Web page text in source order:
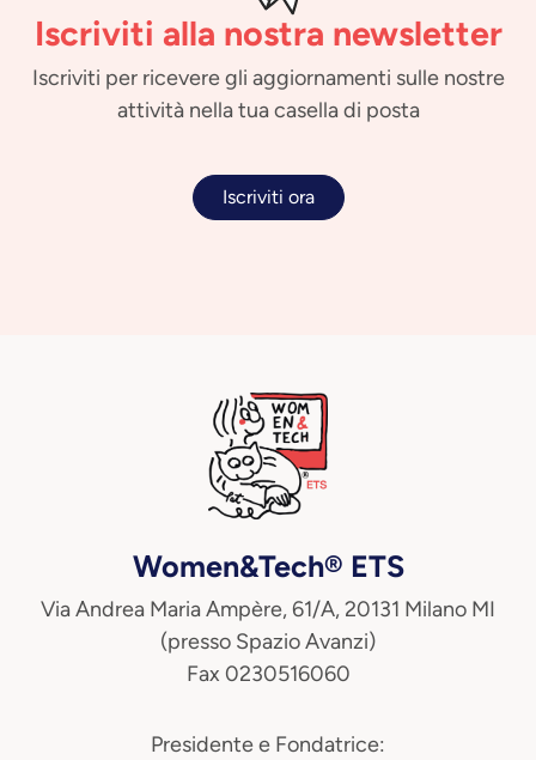
Iscriviti alla nostra newsletter
Iscriviti per ricevere gli aggiornamenti sulle nostre
attività nella tua casella di posta
Iscriviti ora
Women&Tech® ETS
Via Andrea Maria Ampère, 61/A, 20131 Milano MI
(presso Spazio Avanzi)
Fax 0230516060
Presidente e Fondatrice: